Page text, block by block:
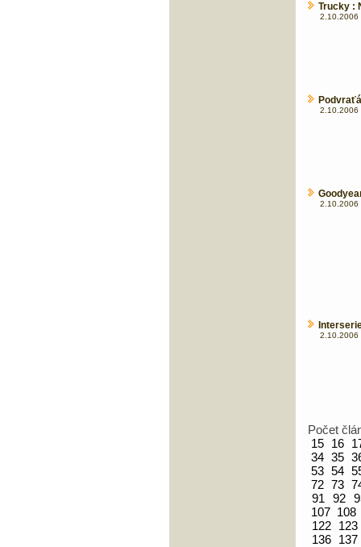
Trucky :
2.10.2006
2.10.2006
2.10.2006
2.10.2006
Počet
15 16
34 35
53 54
72 73
91
92
107 108
122
123
136
137